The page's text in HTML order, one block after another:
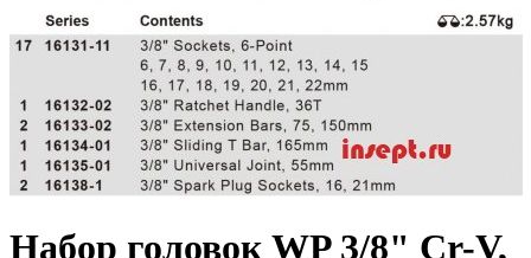
Набор головок WP 3/8" Cr-V,